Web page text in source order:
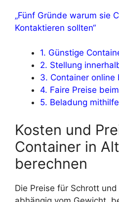
„Fünf Gründe warum sie
Kontaktieren sollten“
1. Günstige
2. Stellung
3. Container online
4. Faire Preise
5. Beladung
Kosten und
Container in
berechnen
Die Preise für Schrott